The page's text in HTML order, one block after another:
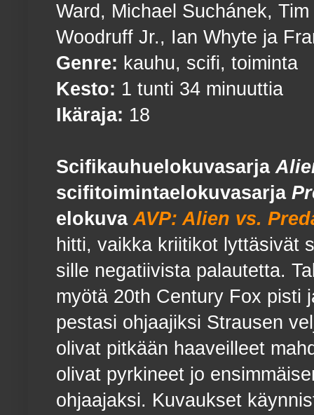
Ward, Michael Suchánek,
Woodruff Jr., Ian Whyte ja
Genre: kauhu, scifi, toiminta
Kesto: 1 tunti 34 minuuttia
Ikäraja: 18
Scifikauhuelokuvasarja
scifitoimintaelokuvasarja
elokuvaAVP: Alien vs.
hitti, vaikka kriitikot lyttäsivät
sille negatiivista palautetta.
myötä 20th Century Fox pisti
pestasi ohjaajiksi Strausen
olivat pitkään haaveilleet
olivat pyrkineet jo
ohjaajaksi. Kuvaukset